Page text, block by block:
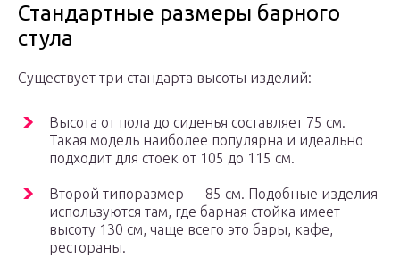
Стандартные размеры барного
стула
Существует три стандарта высоты изделий:
Высота от пола до сиденья составляет 75 см.
Такая модель наиболее популярна и идеально
подходит для стоек от 105 до 115 см.
Второй типоразмер — 85 см. Подобные изделия
используются там, где барная стойка имеет
высоту 130 см, чаще всего это бары, кафе,
рестораны.